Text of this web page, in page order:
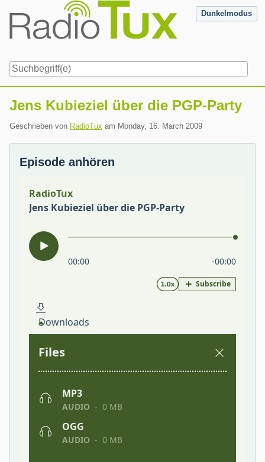
content
Dunkelmodus
Jens Kubieziel über die PGP-Party
Geschrieben von RadioTux am Monday, 16. March 2009
Episode anhören